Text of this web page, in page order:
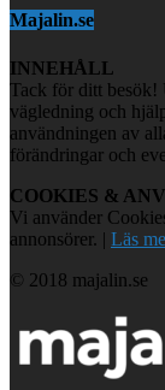
Majalin.se
INNEHÅLL
Tack för ditt besök!
vägledning och
användningen av
förändringar och
COOKIES &
Vi använder
annonsörer. | Läs
© 2018 majalin.se